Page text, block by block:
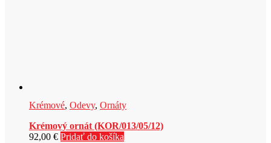
Krémové, Odevy, Ornáty
Krémový ornát (KOR/013/05/12)
92,00 € Pridať do košíka